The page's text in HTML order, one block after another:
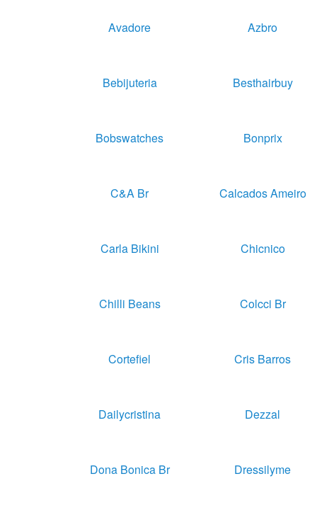
Avadore Azbro
Bebijuteria Besthairbuy
Bobswatches Bonprix
C&a Br Calcados Ameiro
Carla Bikini Chicnico
Chilli Beans Colcci Br
Cortefiel Cris Barros
Dailycristina Dezzal
Dona Bonica Br Dressilyme